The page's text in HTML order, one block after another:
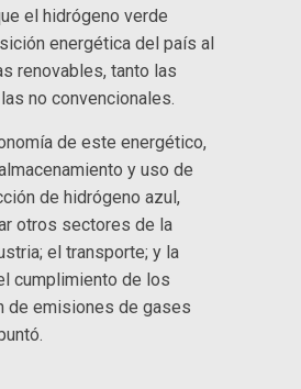
el hidrógeno verde
energética del país al
renovables, tanto las
no convencionales.
de este energético,
y uso de
de hidrógeno azul,
otros sectores de la
el transporte; y la
cumplimiento de los
de emisiones de gases